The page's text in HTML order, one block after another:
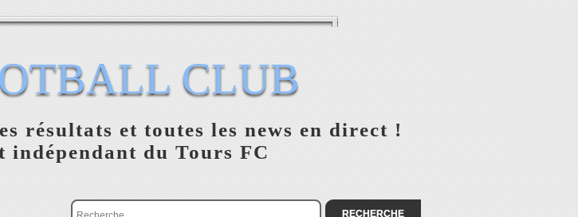
CLUB
résultats et toutes les news en direct !
du Tours FC